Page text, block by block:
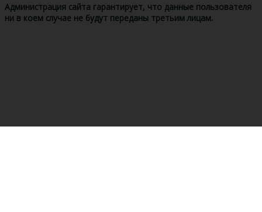
Администрация сайта гарантирует, что данные пользователя
ни в коем случае не будут переданы третьим лицам.